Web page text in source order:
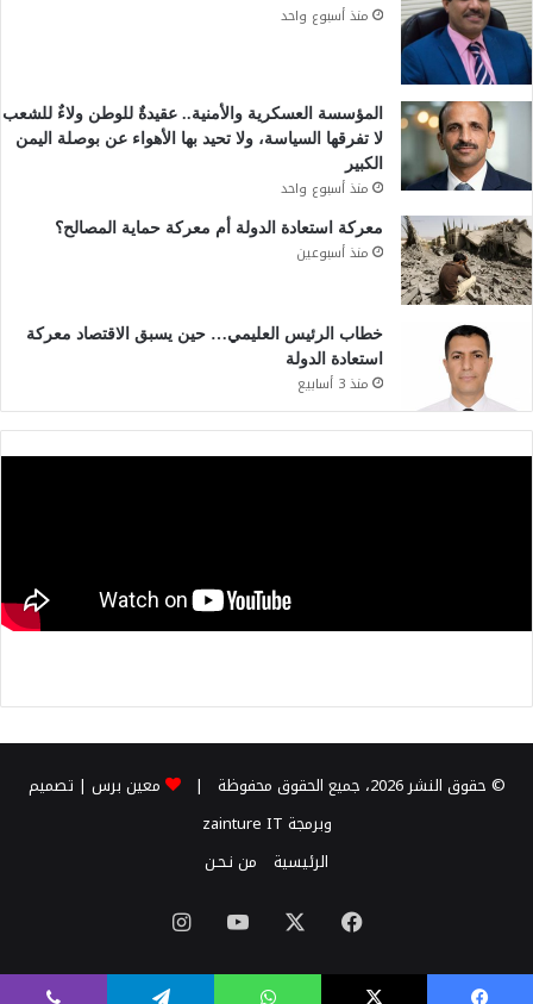
منذ أسبوع واحد
المؤسسة العسكرية والأمنية.. عقيدةٌ للوطن ولاءٌ للشعب
لا تفرقها السياسة، ولا تحيد بها الأهواء عن بوصلة اليمن
الكبير
منذ أسبوع واحد
معركة استعادة الدولة أم معركة حماية المصالح؟
منذ أسبوعين
خطاب الرئيس العليمي… حين يسبق الاقتصاد معركة
استعادة الدولة
منذ 3 أسابيع
© حقوق النشر 2026، جميع الحقوق محفوظة | معين برس | تصميم
وبرمجة zainture IT
الرئيسية من نـحـن
فيسبوك يوتيوبانستقرام